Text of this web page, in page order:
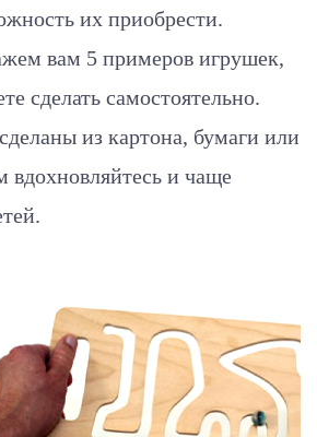
их приобрести.
вам 5 примеров игрушек,
сделать самостоятельно.
из картона, бумаги или
вдохновляйтесь и чаще